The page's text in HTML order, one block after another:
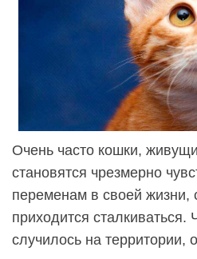
Очень часто кошки,
становятся чрезмерно
переменам в своей жизни,
приходится сталкиваться.
случилось на территории,